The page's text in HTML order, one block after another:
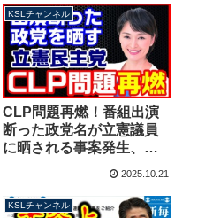
KSLチャンネル
CLP問題再燃！番組出演
断った政党名が立憲議員
に晒される事案発生、多
額の資金提供問題発覚後
ンネル】
2025.10.21
KSLチャンネル